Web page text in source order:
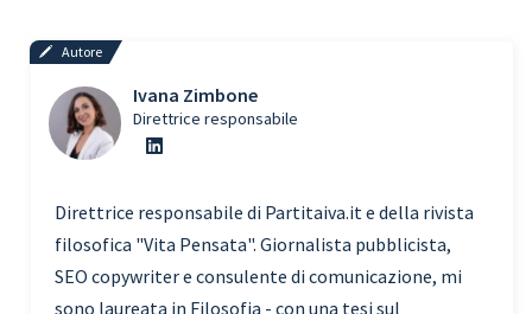
Autore
Ivana Zimbone
Direttrice responsabile
Direttrice responsabile di Partitaiva.it e della rivista
filosofica "Vita Pensata". Giornalista pubblicista,
SEO copywriter e consulente di comunicazione, mi
sono laureata in Filosofia - con una tesi sul